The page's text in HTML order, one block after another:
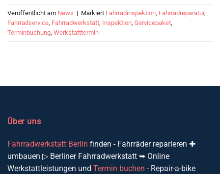
Veröffentlicht am News | Markiert Fahrradinspektion Fahrradreparatur,
Fahrradservice Fahrradwerkstatt Inspektion Servicepaket
Terminbuchung Werkstatttermin
Über uns
Fahrradwerkstatt Berlin finden - Fahrräder reparieren ✚
umbauen ▷ Berliner Fahrradwerkstatt ➥ Online
Werkstattleistungen und Termin buchen - Repair-a-bike